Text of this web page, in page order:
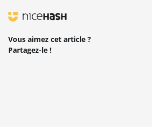
Vous aimez cet article ?
Partagez-le !